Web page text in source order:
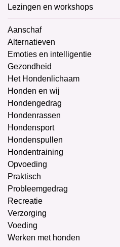
Lezingen en workshops
Aanschaf
Alternatieven
Emoties en intelligentie
Gezondheid
Het Hondenlichaam
Honden en wij
Hondengedrag
Hondenrassen
Hondensport
Hondenspullen
Hondentraining
Opvoeding
Praktisch
Probleemgedrag
Recreatie
Verzorging
Voeding
Werken met honden